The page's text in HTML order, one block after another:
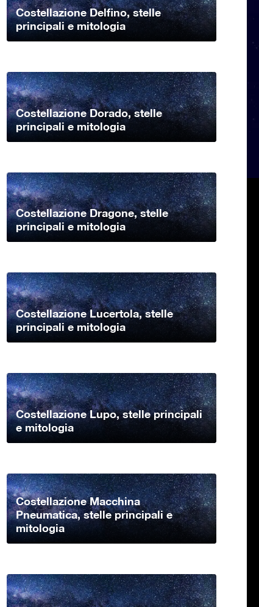
Costellazione Delfino, stelle
principali e mitologia
Costellazione Dorado, stelle
principali e mitologia
Costellazione Dragone, stelle
principali e mitologia
Costellazione Lucertola, stelle
principali e mitologia
Costellazione Lupo, stelle principali
e mitologia
Costellazione Macchina
Pneumatica, stelle principali e
mitologia